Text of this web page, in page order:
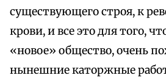
существующего строя, к
крови, и все это для того,
«новое» общество, очень
нынешние каторжные